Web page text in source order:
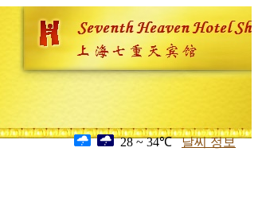
28 ~ 34℃ 날씨 정보